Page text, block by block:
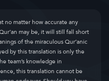
no matter how accurate any
may be, it will still fall short
of the miraculous Qur’anic
by this translation is only the
team’s knowledge in
this translation cannot be